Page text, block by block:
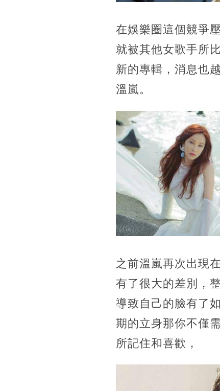
在娛樂圈這個競爭
就被其他女歌手所
新的專輯，消息也
溫嵐。
之前溫嵐再次出現
有了很大的差別，
導致自己的臉有了
期的立身那你不僅
所記住和喜歡，